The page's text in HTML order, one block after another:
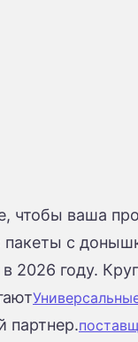
чтобы ваша
пакеты с
в 2026 году.
партнер.